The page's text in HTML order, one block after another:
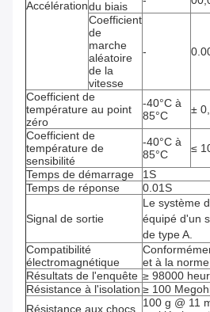
Accélérationdu biais
Coefficient
de
marche
aléatoire
de la
vitesse
-
Coefficient de
température au point
zéro
-40°C à
85°C
±
Coefficient de
température de
sensibilité
-40°C à
85°C
≤
Temps de démarrage
1S
Temps de réponse
0.01S
Signal de sortie
Le système
équipé d'un
de type A.
Compatibilité
électromagnétique
et à la
Résultats de l'enquête ≥ 98000
Résistance à l'isolation ≥ 100
Résistance aux chocs
100 g @ 11